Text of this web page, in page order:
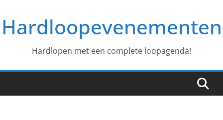
naar
deHardloopevenementen
Hardlopen met een complete loopagenda!